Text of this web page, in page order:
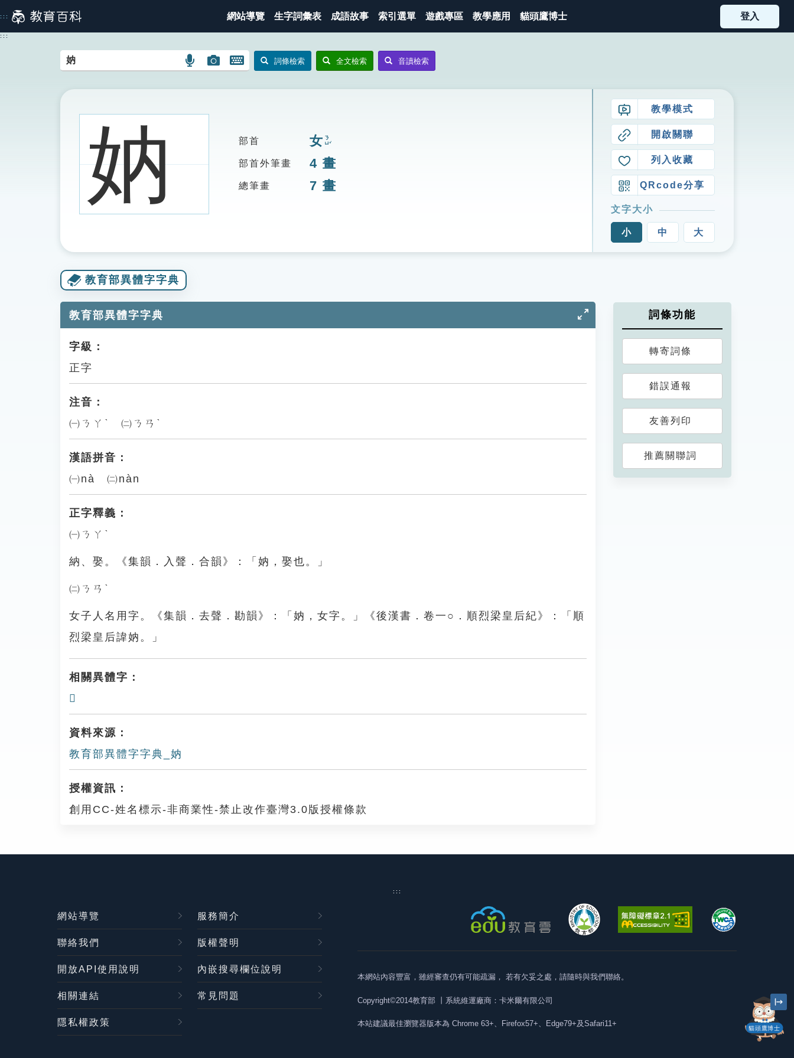
到
主
::: 網站導覽 生字詞彙表 成語故事 索引選單 遊戲專區 教學應用 貓頭鷹博士 登入
:::
語
搜
圖
圖
搜
開
鍵
詞條檢索 全文檢索 音讀檢索
妠 部首 女ㄋㄩˇ
部首外筆畫 4 畫
總筆畫 7 畫
教學模式
開啟關聯
列入收藏
QRcode分享
文字大小
小 中 大
教育部異體字字典
教育部異體字字典
字級：
正字
注音：
㈠ㄋㄚˋ ㈡ㄋㄢˋ
漢語拼音：
㈠nà ㈡nàn
正字釋義：
㈠ㄋㄚˋ
納、娶。《集韻．入聲．合韻》：「妠，娶也。」
㈡ㄋㄢˋ
女子人名用字。《集韻．去聲．勘韻》：「妠，女字。」《後漢書．卷一○．順烈梁皇后紀》：「順
烈梁皇后諱妠。」
相關異體字：
𡜴
資料來源：
教育部異體字字典_妠
授權資訊：
創用CC-姓名標示-非商業性-禁止改作臺灣3.0版授權條款
詞條功能
轉寄詞條
錯誤通報
友善列印
推薦關聯詞
貓頭鷹博士
:::
網站導覽 服務簡介
聯絡我們 版權聲明
開放API使用說明 內嵌搜尋欄位說明
相關連結 常見問題
隱私權政策
本網站內容豐富，雖經審查仍有可能疏漏， 若有欠妥之處，請隨時與我們聯絡。
Copyright©2014教育部 丨系統維運廠商：卡米爾有限公司
本站建議最佳瀏覽器版本為 Chrome 63+、Firefox57+、Edge79+及Safari11+